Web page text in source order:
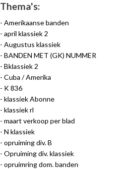
Thema's:
Amerikaanse banden
april klassiek 2
Augustus klassiek
BANDEN MET (GK) NUMMER
Bklassiek 2
Cuba / Amerika
K 836
klassiek Abonne
klassiek rl
maart verkoop per blad
N klassiek
opruiming div. B
Opruiming div. klassiek
opruimring dom. banden